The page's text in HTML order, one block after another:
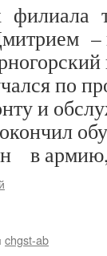
филиала
по
и
в
chgst-ab